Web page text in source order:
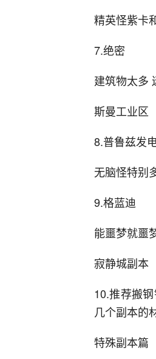
精英怪紫卡
7.绝密
建筑物太多
斯曼工业区
8.普鲁兹发
无脑怪特别
9.格蓝迪
能噩梦就噩
寂静城副本
10.推荐搬
几个副本的
特殊副本篇